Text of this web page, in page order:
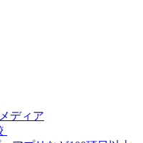
ディア